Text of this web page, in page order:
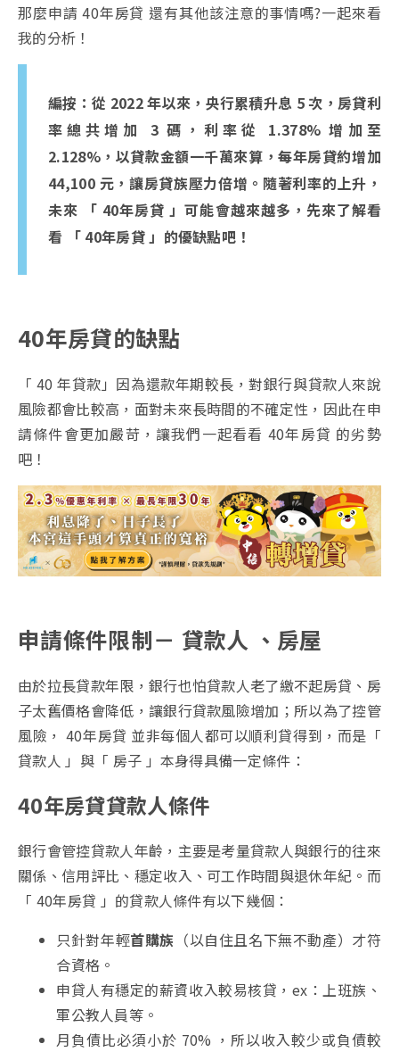
那麼申請 40年房貸 還有其他該注意的事情嗎?一起來看
我的分析！
編按：從 2022 年以來， 央行累積升息 5 次，房貸利
率總共增加 3 碼，利率從 1.378% 增加至
2.128%，以貸款金額一千萬來算，每年房貸約增加
44,100 元，讓房貸族壓力倍增。隨著利率的上升，
未來 「 40年房貸 」可能會越來越多，先來了解看
看 「 40年房貸 」的優缺點吧！
40年房貸的缺點
「 40 年貸款」因為還款年期較長，對銀行與貸款人來說
風險都會比較高，面對未來長時間的不確定性，因此在申
請條件會更加嚴苛，讓我們一起看看 40年房貸 的劣勢
吧！
申請條件限制－ 貸款人 、房屋
由於拉長貸款年限，銀行也怕貸款人老了繳不起房貸、房
子太舊價格會降低，讓銀行貸款風險增加；所以為了控管
風險， 40年房貸 並非每個人都可以順利貸得到，而是「
貸款人 」與「 房子 」本身得具備一定條件：
40年房貸貸款人條件
銀行會管控貸款人年齡，主要是考量貸款人與銀行的往來
關係、信用評比、穩定收入、可工作時間與退休年紀。而
「 40年房貸 」的貸款人條件有以下幾個：
只針對年輕首購族 （以自住且名下無不動產）才符
合資格。
申貸人有穩定的薪資收入較易核貸，ex：上班族、
軍公教人員等。
月負債比必須小於 70% ，所以收入較少或負債較